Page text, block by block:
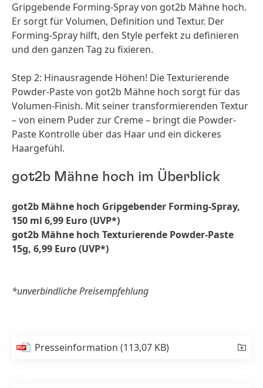
Gripgebende Forming-Spray von got2b Mähne hoch.
Er sorgt für Volumen, Definition und Textur. Der
Forming-Spray hilft, den Style perfekt zu definieren
und den ganzen Tag zu fixieren.
Step 2: Hinausragende Höhen! Die Texturierende
Powder-Paste von got2b Mähne hoch sorgt für das
Volumen-Finish. Mit seiner transformierenden Textur
– von einem Puder zur Creme – bringt die Powder-
Paste Kontrolle über das Haar und ein dickeres
Haargefühl.
got2b Mähne hoch im Überblick
got2b Mähne hoch Gripgebender Forming-Spray,
150 ml 6,99 Euro (UVP*)
got2b Mähne hoch Texturierende Powder-Paste
15g, 6,99 Euro (UVP*)
*unverbindliche Preisempfehlung
Presseinformation(113,07 KB)